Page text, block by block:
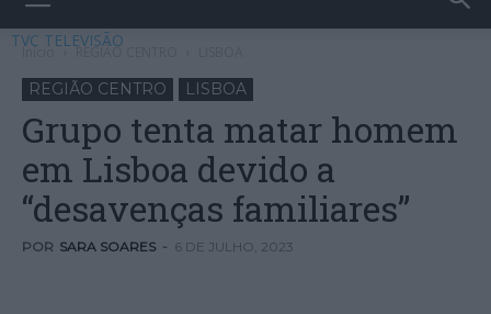
TVC TELEVISÃO
Início REGIÃO CENTRO
REGIÃO CENTRO LISBOA
Grupo tenta matar homem
em Lisboa devido a
“desavenças familiares”
POR SARA SOARES - 6 DE JULHO, 2023